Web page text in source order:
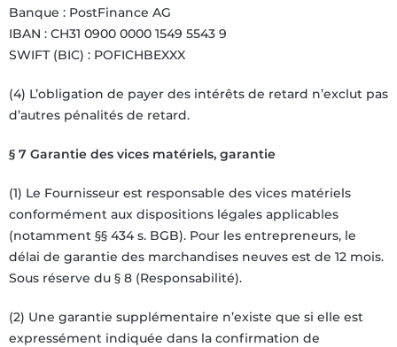
Banque : PostFinance AG
IBAN : CH31 0900 0000 1549 5543 9
SWIFT (BIC) : POFICHBEXXX
(4) L’obligation de payer des intérêts de retard n’exclut pas
d’autres pénalités de retard.
§ 7 Garantie des vices matériels, garantie
(1) Le Fournisseur est responsable des vices matériels
conformément aux dispositions légales applicables
(notamment §§ 434 s. BGB). Pour les entrepreneurs, le
délai de garantie des marchandises neuves est de 12 mois.
Sous réserve du § 8 (Responsabilité).
(2) Une garantie supplémentaire n’existe que si elle est
expressément indiquée dans la confirmation de